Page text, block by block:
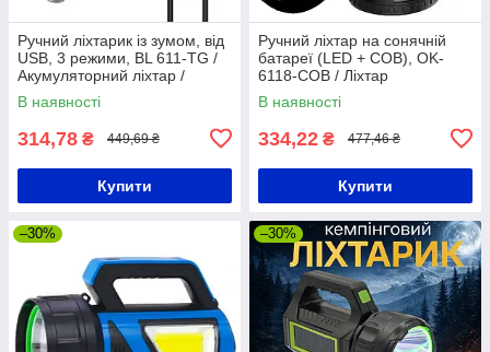
Ручний ліхтарик із зумом, від
USB, 3 режими, BL 611-TG /
Акумуляторний ліхтар /
Портативний ліхтарик
В наявності
314,78 ₴ 449,69 ₴
Купити
Ручний ліхтар на сонячній
батареї (LED + COB), OK-
6118-COB / Ліхтар
акумуляторний / Кемпінговий
ліхтар
В наявності
334,22 ₴ 477,46 ₴
Купити
–30% –30%